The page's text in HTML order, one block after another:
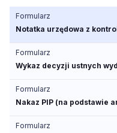
Formularz
Notatka urzędowa z
Formularz
Wykaz decyzji ustnych
Formularz
Nakaz PIP (na podstawie
Formularz